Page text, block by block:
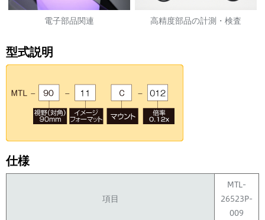
電子部品関連
ートフォン組立検査、最終外観
検査
高精度部品の計測・検査
型式説明
仕様
項目
MTL-
26523P-
009